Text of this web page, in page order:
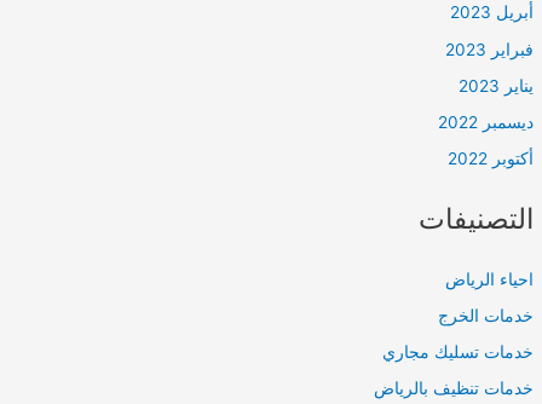
أبريل 2023
فبراير 2023
يناير 2023
ديسمبر 2022
أكتوبر 2022
التصنيفات
احياء الرياض
خدمات الخرج
خدمات تسليك مجاري
خدمات تنظيف بالرياض